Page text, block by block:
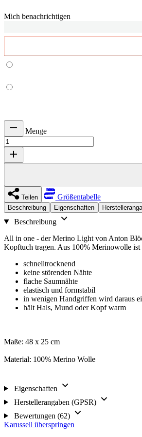
Mich benachrichtigen
Menge
Teilen Größentabelle
Beschreibung Eigenschaften
Beschreibung
All in one - der Merino Light von Anton
Kopftuch tragen. Aus 100% Merinowolle ist
schnelltrocknend
keine störenden Nähte
flache Saumnähte
elastisch und formstabil
in wenigen Handgriffen wird daraus
hält Hals, Mund oder Kopf warm
Maße: 48 x 25 cm
Material: 100% Merino Wolle
Eigenschaften
Herstellerangaben (GPSR)
Bewertungen (62)
Karussell überspringen